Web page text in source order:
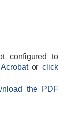
configured to
Acrobatorclick
the PDF